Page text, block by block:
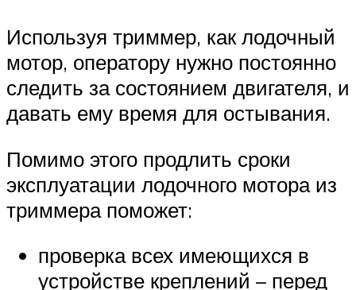
Используя триммер, как лодочный
мотор, оператору нужно постоянно
следить за состоянием двигателя, и
давать ему время для остывания.
Помимо этого продлить сроки
эксплуатации лодочного мотора из
триммера поможет:
проверка всех имеющихся в
устройстве креплений – перед